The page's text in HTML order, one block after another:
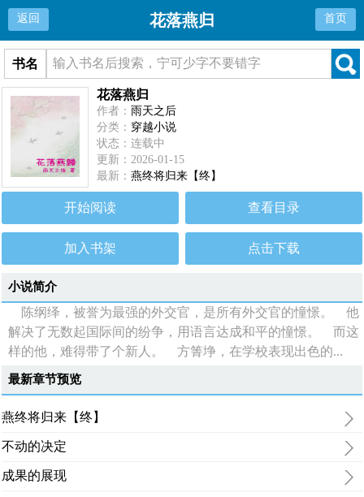
返回 花落燕归 首页
书名
花落燕归
作者： 雨天之后
分类： 穿越小说
状态：连载中
更新：2026-01-15
最新：燕终将归来【终】
开始阅读 查看目录
加入书架 点击下载
小说简介
陈纲绎，被誉为最强的外交官，是所有外交官的憧憬。 他
解决了无数起国际间的纷争，用语言达成和平的憧憬。 而这
样的他，难得带了个新人。 方箐埩，在学校表现出色的...
最新章节预览
燕终将归来【终】
不动的决定
成果的展现